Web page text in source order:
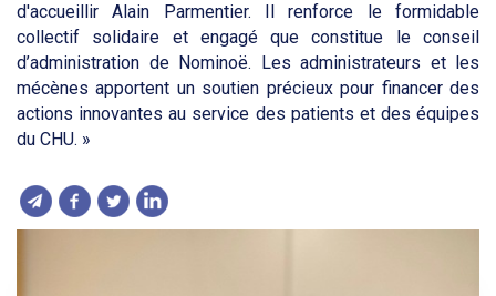
d'accueillir Alain Parmentier. Il renforce le formidable
collectif solidaire et engagé que constitue le conseil
d’administration de Nominoë. Les administrateurs et les
mécènes apportent un soutien précieux pour financer des
actions innovantes au service des patients et des équipes
du CHU. »